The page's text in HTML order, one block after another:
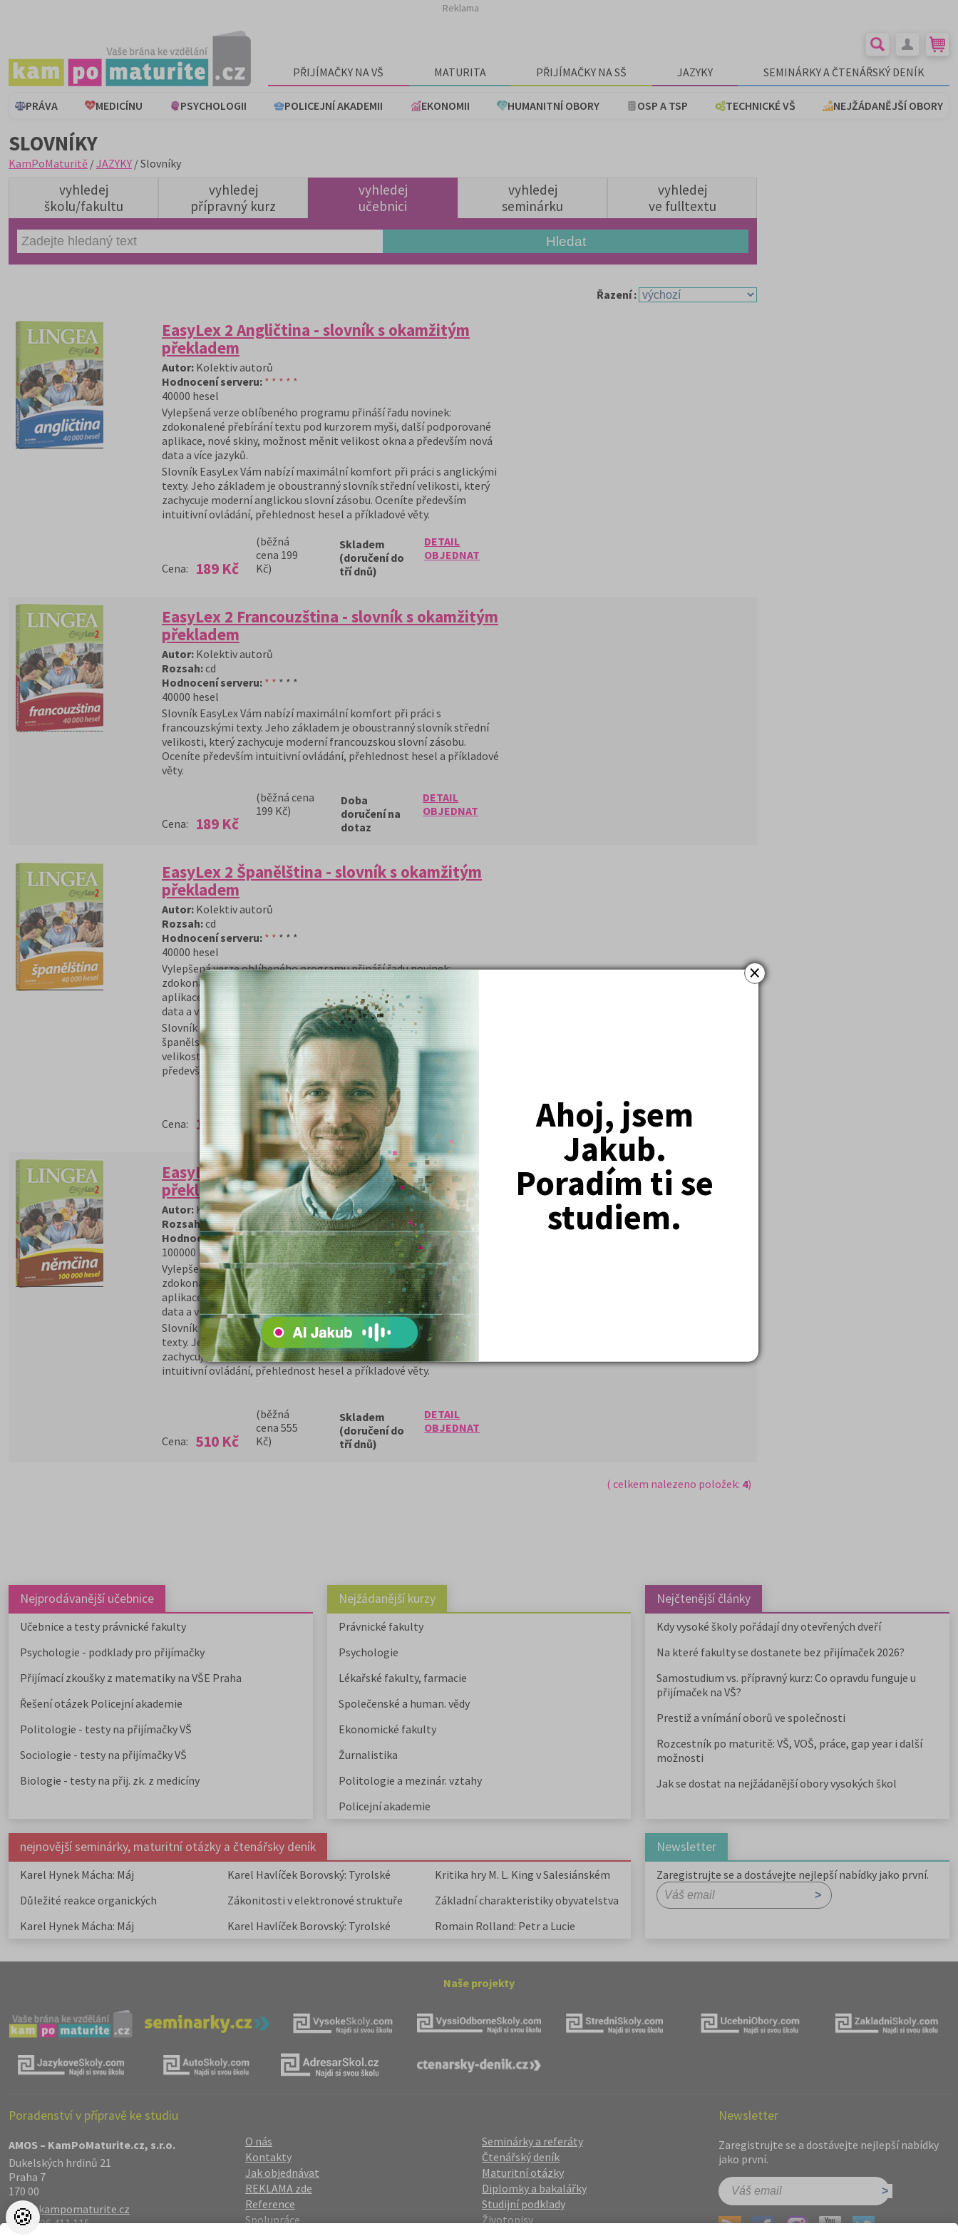
×
Ahoj, jsem
Jakub.
Poradím ti se
studiem.
Reklama
PŘIJÍMAČKY NA VŠ MATURITA PŘIJÍMAČKY NA SŠ JAZYKY SEMINÁRKY A ČTENÁŘSKÝ DENÍK
PRÁVA MEDICÍNU PSYCHOLOGII POLICEJNÍ AKADEMII EKONOMII HUMANITNÍ OBORY OSP A TSP TECHNICKÉ VŠ NEJŽÁDANĚJŠÍ OBORY
SLOVNÍKY
KamPoMaturitě /JAZYKY / Slovníky
vyhledej
školu/fakultu
vyhledej
přípravný kurz
vyhledej
učebnici
vyhledej
seminárku
vyhledej
ve fulltextu
Řazení :
EasyLex 2 Angličtina - slovník s okamžitým
překladem
Autor: Kolektiv autorů
Hodnocení serveru: * * * * *
40000 hesel
Vylepšená verze oblíbeného programu přináší řadu novinek:
zdokonalené přebírání textu pod kurzorem myši, další podporované
aplikace, nové skiny, možnost měnit velikost okna a především nová
data a více jazyků.
Slovník EasyLex Vám nabízí maximální komfort při práci s anglickými
texty. Jeho základem je oboustranný slovník střední velikosti, který
zachycuje moderní anglickou slovní zásobu. Oceníte především
intuitivní ovládání, přehlednost hesel a příkladové věty.
Cena: 189 Kč
(běžná
cena 199
Kč)
DETAIL
OBJEDNAT
Skladem
(doručení do
tří dnů)
EasyLex 2 Francouzština - slovník s okamžitým
překladem
Autor: Kolektiv autorů
Rozsah:cd
Hodnocení serveru: * * * * *
40000 hesel
Slovník EasyLex Vám nabízí maximální komfort při práci s
francouzskými texty. Jeho základem je oboustranný slovník střední
velikosti, který zachycuje moderní francouzskou slovní zásobu.
Oceníte především intuitivní ovládání, přehlednost hesel a příkladové
věty.
Cena: 189 Kč
(běžná cena
199 Kč)
DETAIL
OBJEDNAT
Doba
doručení na
dotaz
EasyLex 2 Španělština - slovník s okamžitým
překladem
Autor: Kolektiv autorů
Rozsah:cd
Hodnocení serveru: * * * * *
40000 hesel
Vylepšená verze oblíbeného programu přináší řadu novinek:
zdokonalené přebírání textu pod kurzorem myši, další podporované
aplikace, nové skiny, možnost měnit velikost okna a především nová
data a více jazyků.
Slovník EasyLex Vám nabízí maximální komfort při práci se
španělskými texty. Jeho základem je oboustranný slovník střední
velikosti, který zachycuje moderní španělskou slovní zásobu. Oceníte
především intuitivní ovládání, přehlednost hesel a příkladové věty.
Cena: 189 Kč
(běžná cena
199 Kč)
DETAIL
OBJEDNAT
Doba
doručení na
dotaz
EasyLex 2 Plus Němčina - slovník s okamžitým
překladem
Autor: Kolektiv autorů
Rozsah:cd
Hodnocení serveru:* ** * *
100000 hesel
Vylepšená verze oblíbeného programu přináší řadu novinek:
zdokonalené přebírání textu pod kurzorem myši, další podporované
aplikace, nové skiny, možnost měnit velikost okna a především nová
data a více jazyků.
Slovník EasyLex Vám nabízí maximální komfort při práci s německými
texty. Jeho základem je oboustranný slovník střední velikosti, který
zachycuje moderní německou slovní zásobu. Oceníte především
intuitivní ovládání, přehlednost hesel a příkladové věty.
Cena: 510 Kč
(běžná
cena 555
Kč)
DETAIL
OBJEDNAT
Skladem
(doručení do
tří dnů)
( celkem nalezeno položek: 4)
Nejprodávanější učebnice
Učebnice a testy právnické fakulty
Psychologie - podklady pro přijímačky
Přijímací zkoušky z matematiky na VŠE Praha
Řešení otázek Policejní akademie
Politologie - testy na přijímačky VŠ
Sociologie - testy na přijímačky VŠ
Biologie - testy na přij. zk. z medicíny
Nejžádanější kurzy
Právnické fakulty
Psychologie
Lékařské fakulty, farmacie
Společenské a human. vědy
Ekonomické fakulty
Žurnalistika
Politologie a mezinár. vztahy
Policejní akademie
Nejčtenější články
Kdy vysoké školy pořádají dny otevřených dveří
Na které fakulty se dostanete bez přijímaček 2026?
Samostudium vs. přípravný kurz: Co opravdu funguje u
přijímaček na VŠ?
Prestiž a vnímání oborů ve společnosti
Rozcestník po maturitě: VŠ, VOŠ, práce, gap year i další
možnosti
Jak se dostat na nejžádanější obory vysokých škol
nejnovější seminárky, maturitní otázky a čtenářsky deník
Karel Hynek Mácha: Máj
Karel Havlíček Borovský: Tyrolské
Kritika hry M. L. King v Salesiánském
Důležité reakce organických
sloučenin a jejich význam
Zákonitosti v elektronové struktuře
Základní charakteristiky obyvatelstva
a geografie sídel
Karel Hynek Mácha: Máj
Karel Havlíček Borovský: Tyrolské
Romain Rolland: Petr a Lucie
Newsletter
Zaregistrujte se a dostávejte nejlepší nabídky jako první.
Naše projekty
Poradenství v přípravě ke studiu
AMOS – KamPoMaturite.cz, s.r.o.
Dukelských hrdinů 21
Praha 7
170 00
info@kampomaturite.cz
+420 606 411 115
O nás
Kontakty
Jak objednávat
REKLAMA zde
Reference
Spolupráce
Seminárky a referáty
Čtenářský deník
Maturitní otázky
Diplomky a bakalářky
Studijní podklady
Životopisy
Newsletter
Zaregistrujte se a dostávejte nejlepší nabídky
jako první.
🍪